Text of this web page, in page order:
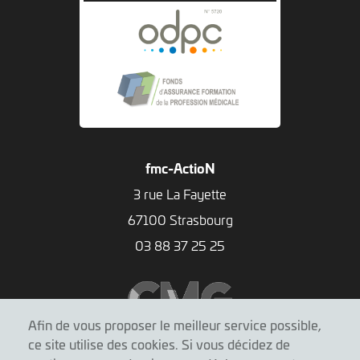
fmc-ActioN
3 rue La Fayette
67100 Strasbourg
03 88 37 25 25
Afin de vous proposer le meilleur service possible,
ce site utilise des cookies. Si vous décidez de